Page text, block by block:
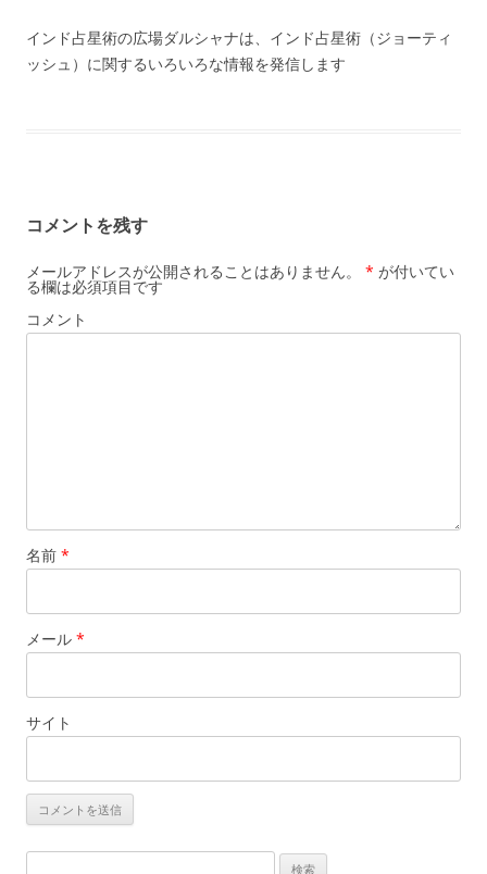
インド占星術の広場ダルシャナは、インド占星術（ジョーティ
ッシュ）に関するいろいろな情報を発信します
コメントを残す
メールアドレスが公開されることはありません。 * が付いてい
る欄は必須項目です
コメント
名前 *
メール *
サイト